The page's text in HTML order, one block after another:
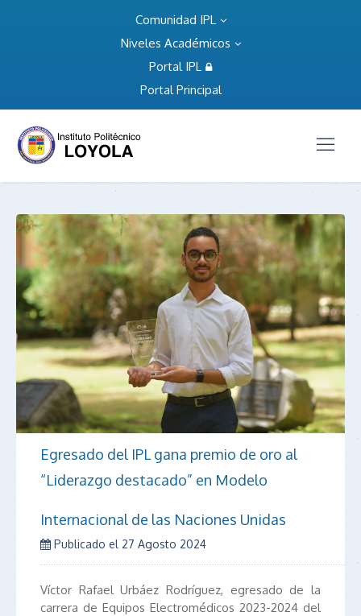
Comunidad IPL
Niveles Académicos
Portal IPL
Portal Principal
Egresado del IPL gana premio de oro al
“Liderazgo destacado” en Modelo
Internacional de las Naciones Unidas
Publicado el 27 Agosto 2024
Víctor Rafael Urbáez Rodríguez, egresado de la
carrera de Equipos Electromédicos 2023-2024 del